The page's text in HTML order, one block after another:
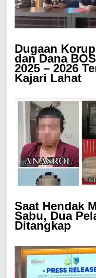
Dugaan
dan Dana
2025 – 2026
Kajari Lahat
Saat Hendak
Sabu, Dua
Ditangkap